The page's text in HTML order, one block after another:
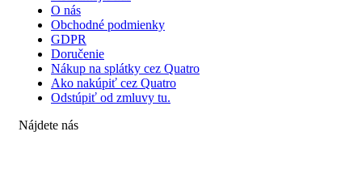
O nás
Obchodné podmienky
GDPR
Doručenie
Nákup na splátky cez Quatro
Ako nakúpiť cez Quatro
Odstúpiť od zmluvy tu.
Nájdete nás